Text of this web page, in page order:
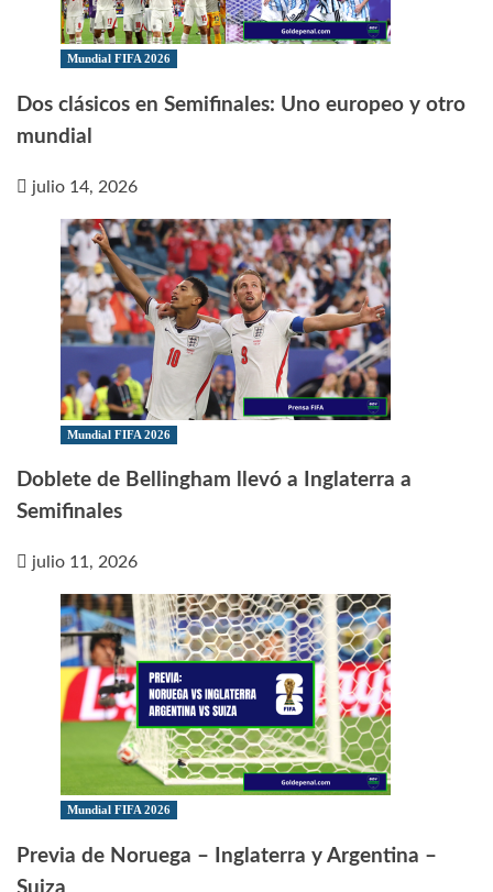
Mundial FIFA 2026
Dos clásicos en Semifinales: Uno europeo y otro
mundial
julio 14, 2026
Mundial FIFA 2026
Doblete de Bellingham llevó a Inglaterra a
Semifinales
julio 11, 2026
Mundial FIFA 2026
Previa de Noruega – Inglaterra y Argentina –